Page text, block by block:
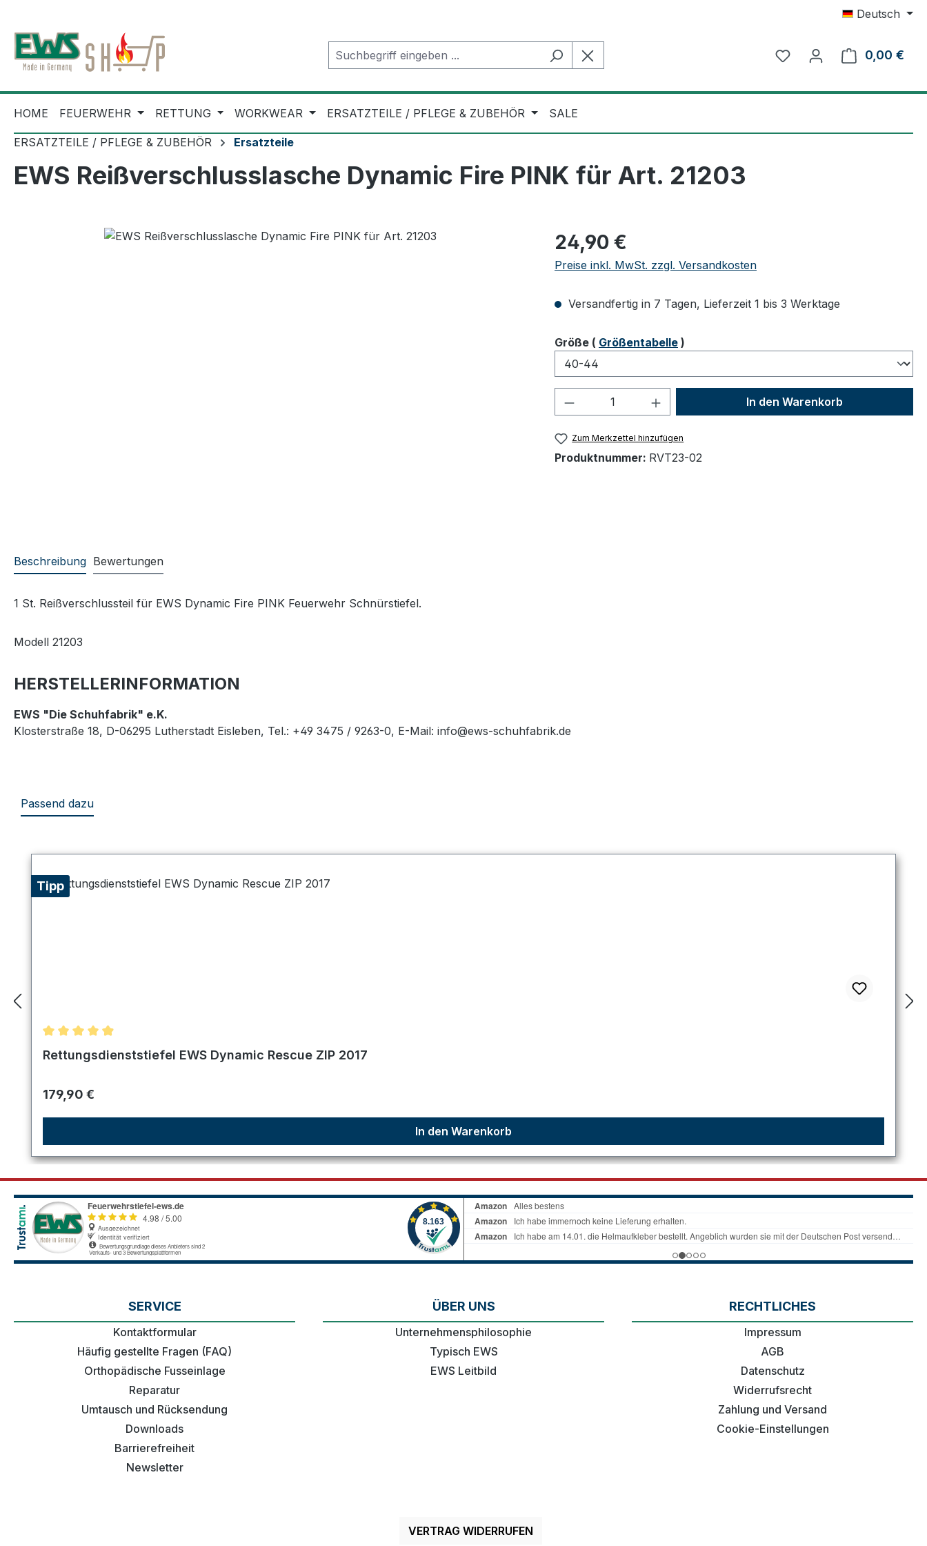
Deutsch
0,00 €
HOME FEUERWEHR RETTUNG WORKWEAR ERSATZTEILE / PFLEGE & ZUBEHÖR SALE
ERSATZTEILE / PFLEGE & ZUBEHÖR Ersatzteile
EWS Reißverschlusslasche Dynamic Fire PINK für Art. 21203
Regulärer Preis:
24,90 €
Preise inkl. MwSt. zzgl. Versandkosten
Versandfertig in 7 Tagen, Lieferzeit 1 bis 3 Werktage
Größeauswählen
( Größentabelle )
Produkt Anzahl: Gib den gewünschten Wert
In den Warenkorb
Zum Merkzettel hinzufügen
Produktnummer: RVT23-02
Beschreibung Bewertungen
1 St. Reißverschlussteil für EWS Dynamic Fire PINK Feuerwehr Schnürstiefel.
Modell 21203
HERSTELLERINFORMATION
EWS "Die Schuhfabrik" e.K.
Klosterstraße 18, D-06295 Lutherstadt Eisleben, Tel.: +49 3475 / 9263-0, E-Mail: info@ews-schuhfabrik.de
Passend dazu
Tipp
Durchschnittliche Bewertung von 4.89 von 5 Sternen
Rettungsdienststiefel EWS Dynamic Rescue ZIP 2017
Regulärer Preis:
179,90 €
In den Warenkorb
SERVICE
Kontaktformular
Häufig gestellte Fragen (FAQ)
Orthopädische Fusseinlage
Reparatur
Umtausch und Rücksendung
Downloads
Barrierefreiheit
Newsletter
ÜBER UNS
Unternehmensphilosophie
Typisch EWS
EWS Leitbild
RECHTLICHES
Impressum
AGB
Datenschutz
Widerrufsrecht
Zahlung und Versand
Cookie-Einstellungen
VERTRAG WIDERRUFEN